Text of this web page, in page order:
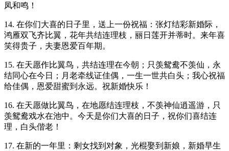
凤和鸣！
14. 在你们大喜的日子里，送上一份祝福：张灯结彩新婚际，
鸿雁双飞齐比翼，花年共结连理枝，丽日莲开并蒂时。来年喜
笑得贵子，夫妻恩爱百年期。
15. 在天愿作比翼鸟，共结连理在今朝；只羡鸳鸯不羡仙，永
结同心在今日；月老牵线证佳偶，一生一世共白头；我心祝福
给佳偶，恩爱甜蜜到永远。祝新婚快乐！
16. 在天愿做比翼鸟，在地愿结连理枝，不羡神仙逍遥游，只
羡鸳鸯戏水在池中。今天是你们大喜的日子，祝你们喜结连
理，白头偕老！
17. 在新的一年里：剩女找到对象，光棍娶到新娘，新婚早生